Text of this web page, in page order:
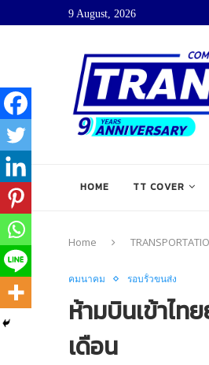
9 August, 2026
HOME TT COVER
Home
คมนาคม รอบรั้วขนส่ง
ห้ามบินเข้าไท
เดือน